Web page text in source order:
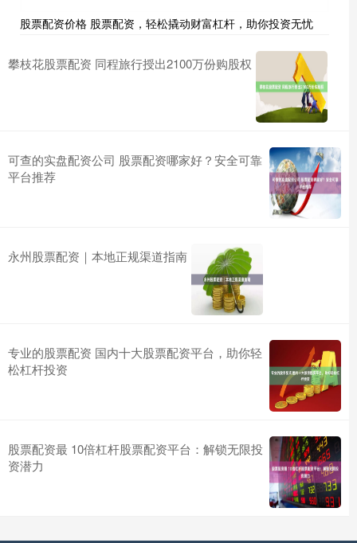
股票配资价格 股票配资，轻松撬动财富杠杆，助你投资无忧
攀枝花股票配资 同程旅行授出2100万份购股权
可查的实盘配资公司 股票配资哪家好？安全可靠
平台推荐
永州股票配资｜本地正规渠道指南
专业的股票配资 国内十大股票配资平台，助你轻
松杠杆投资
股票配资最 10倍杠杆股票配资平台：解锁无限投
资潜力